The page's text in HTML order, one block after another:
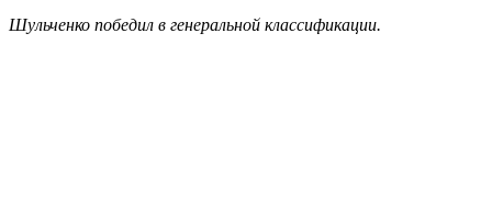
Шульченко победил в генеральной классификации.